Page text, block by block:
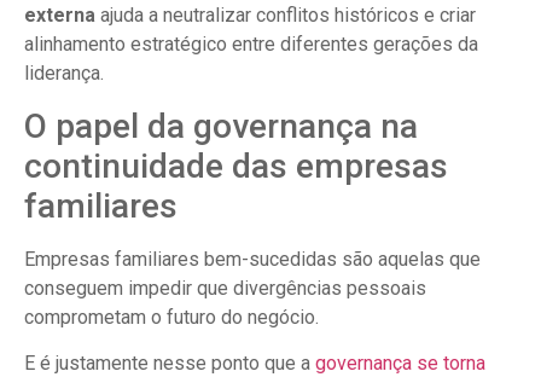
externa ajuda a neutralizar conflitos históricos e criar
alinhamento estratégico entre diferentes gerações da
liderança.
O papel da governança na
continuidade das empresas
familiares
Empresas familiares bem-sucedidas são aquelas que
conseguem impedir que divergências pessoais
comprometam o futuro do negócio.
E é justamente nesse ponto que a governança se torna